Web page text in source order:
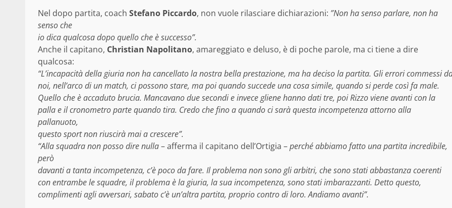
Nel dopo partita, coach Stefano Piccardo, non vuole rilasciare dichiarazioni: ”Non ha senso parlare, non ha
senso che
io dica qualcosa dopo quello che è successo”.
Anche il capitano, Christian Napolitano, amareggiato e deluso, è di poche parole, ma ci tiene a dire
qualcosa:
“L’incapacità della giuria non ha cancellato la nostra bella prestazione, ma ha deciso la partita. Gli errori commessi
noi, nell’arco di un match, ci possono stare, ma poi quando succede una cosa simile, quando si perde così fa male.
Quello che è accaduto brucia. Mancavano due secondi e invece gliene hanno dati tre, poi Rizzo viene avanti con la
palla e il cronometro parte quando tira. Credo che fino a quando ci sarà questa incompetenza attorno alla
pallanuoto,
questo sport non riuscirà mai a crescere”.
“Alla squadra non posso dire nulla– afferma il capitano dell’Ortigia –perché abbiamo fatto una partita incredibile,
però
davanti a tanta incompetenza, c’è poco da fare. Il problema non sono gli arbitri, che sono stati abbastanza coerenti
con entrambe le squadre, il problema è la giuria, la sua incompetenza, sono stati imbarazzanti. Detto questo,
complimenti agli avversari, sabato c’è un’altra partita, proprio contro di loro. Andiamo avanti”.